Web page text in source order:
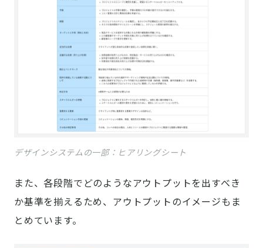
デザインシステムの一部：ヒアリングシート
また、各段階でどのようなアウトプットを出すべき
か基準を揃えるため、アウトプットのイメージもま
とめています。